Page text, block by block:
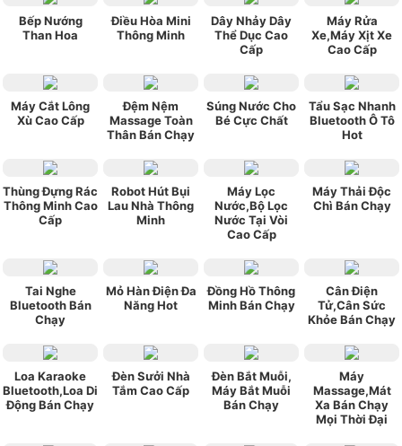
Bếp Nướng
Than Hoa
Điều Hòa Mini
Thông Minh
Dây Nhảy Dây
Thể Dục Cao
Cấp
Máy Rửa
Xe,Máy Xịt Xe
Cao Cấp
Máy Cắt Lông
Xù Cao Cấp
Đệm Nệm
Massage Toàn
Thân Bán Chạy
Súng Nước Cho
Bé Cực Chất
Tẩu Sạc Nhanh
Bluetooth Ô Tô
Hot
Thùng Đựng Rác
Thông Minh Cao
Cấp
Robot Hút Bụi
Lau Nhà Thông
Minh
Máy Lọc
Nước,Bộ Lọc
Nước Tại Vòi
Cao Cấp
Máy Thải Độc
Chì Bán Chạy
Tai Nghe
Bluetooth Bán
Chạy
Mỏ Hàn Điện Đa
Năng Hot
Đồng Hồ Thông
Minh Bán Chạy
Cân Điện
Tử,Cân Sức
Khỏe Bán Chạy
Loa Karaoke
Bluetooth,Loa Di
Động Bán Chạy
Đèn Sưởi Nhà
Tắm Cao Cấp
Đèn Bắt Muỗi,
Máy Bắt Muỗi
Bán Chạy
Máy
Massage,Mát
Xa Bán Chạy
Mọi Thời Đại